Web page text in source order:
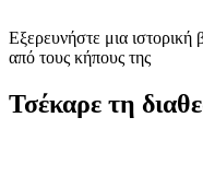
Εξερευνήστε μια ιστορική
από τους κήπους της
Τσέκαρε τη